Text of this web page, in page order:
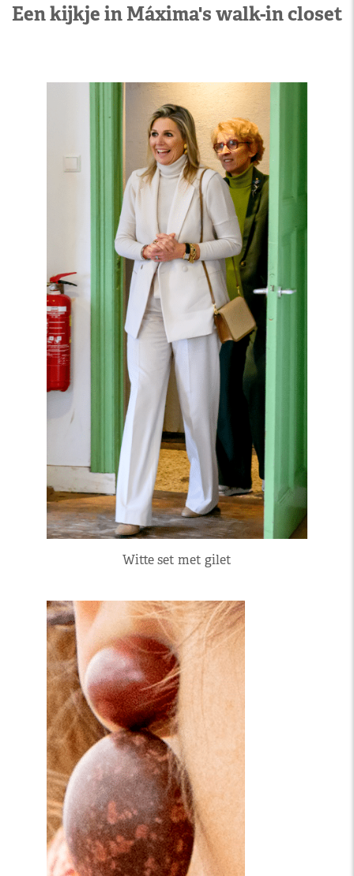
Een kijkje in Máxima's walk-in closet
Witte set met gilet